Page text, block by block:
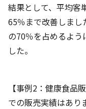
結果として、平均客
65％まで改善しまし
の70％を占めるよう
した。
【事例2：健康食品
での販売実績はあり